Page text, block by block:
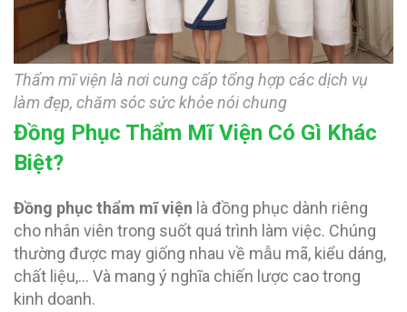
Thẩm mĩ viện là nơi cung cấp tổng hợp các dịch vụ
làm đẹp, chăm sóc sức khỏe nói chung
Đồng Phục Thẩm Mĩ Viện Có Gì Khác
Biệt?
Đồng phục thẩm mĩ viện là đồng phục dành riêng
cho nhân viên trong suốt quá trình làm việc. Chúng
thường được may giống nhau về mẫu mã, kiểu dáng,
chất liệu,… Và mang ý nghĩa chiến lược cao trong
kinh doanh.